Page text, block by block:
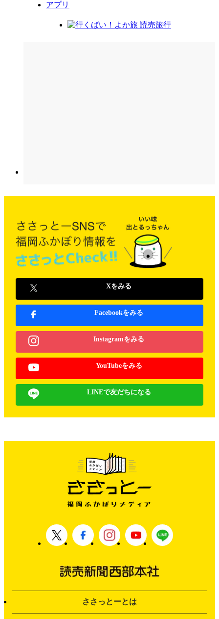
Xをみる
Facebookをみる
Instagramをみる
YouTubeをみる
LINEで友だちになる
ささっとーとは